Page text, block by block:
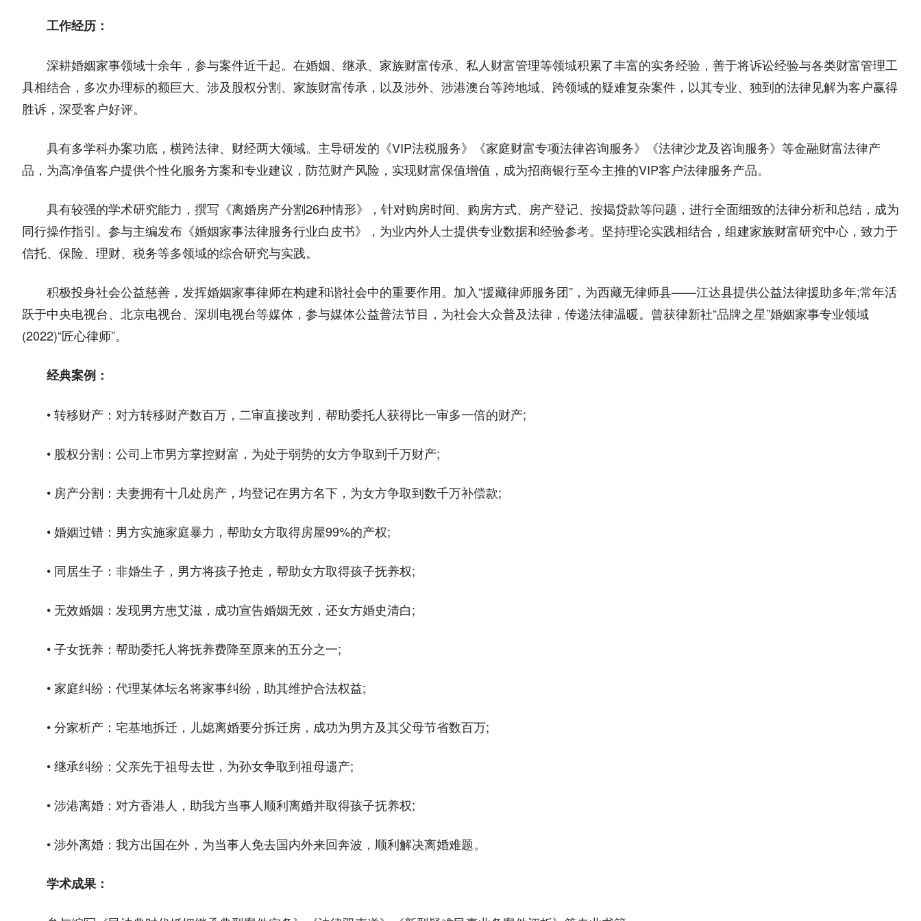
工作经历：
深耕婚姻家事领域十余年，参与案件近千起。在婚姻、继承、家族财富传承、私人财富管理等领域积累了丰富的实务经验，善于将诉讼经验与各类财富管理工
具相结合，多次办理标的额巨大、涉及股权分割、家族财富传承，以及涉外、涉港澳台等跨地域、跨领域的疑难复杂案件，以其专业、独到的法律见解为客户赢得
胜诉，深受客户好评。
具有多学科办案功底，横跨法律、财经两大领域。主导研发的《VIP法税服务》《家庭财富专项法律咨询服务》《法律沙龙及咨询服务》等金融财富法律产
品，为高净值客户提供个性化服务方案和专业建议，防范财产风险，实现财富保值增值，成为招商银行至今主推的VIP客户法律服务产品。
具有较强的学术研究能力，撰写《离婚房产分割26种情形》，针对购房时间、购房方式、房产登记、按揭贷款等问题，进行全面细致的法律分析和总结，成为
同行操作指引。参与主编发布《婚姻家事法律服务行业白皮书》，为业内外人士提供专业数据和经验参考。坚持理论实践相结合，组建家族财富研究中心，致力于
信托、保险、理财、税务等多领域的综合研究与实践。
积极投身社会公益慈善，发挥婚姻家事律师在构建和谐社会中的重要作用。加入“援藏律师服务团”，为西藏无律师县——江达县提供公益法律援助多年;常年活
跃于中央电视台、北京电视台、深圳电视台等媒体，参与媒体公益普法节目，为社会大众普及法律，传递法律温暖。曾获律新社“品牌之星”婚姻家事专业领域
(2022)“匠心律师”。
经典案例：
• 转移财产：对方转移财产数百万，二审直接改判，帮助委托人获得比一审多一倍的财产;
• 股权分割：公司上市男方掌控财富，为处于弱势的女方争取到千万财产;
• 房产分割：夫妻拥有十几处房产，均登记在男方名下，为女方争取到数千万补偿款;
• 婚姻过错：男方实施家庭暴力，帮助女方取得房屋99%的产权;
• 同居生子：非婚生子，男方将孩子抢走，帮助女方取得孩子抚养权;
• 无效婚姻：发现男方患艾滋，成功宣告婚姻无效，还女方婚史清白;
• 子女抚养：帮助委托人将抚养费降至原来的五分之一;
• 家庭纠纷：代理某体坛名将家事纠纷，助其维护合法权益;
• 分家析产：宅基地拆迁，儿媳离婚要分拆迁房，成功为男方及其父母节省数百万;
• 继承纠纷：父亲先于祖母去世，为孙女争取到祖母遗产;
• 涉港离婚：对方香港人，助我方当事人顺利离婚并取得孩子抚养权;
• 涉外离婚：我方出国在外，为当事人免去国内外来回奔波，顺利解决离婚难题。
学术成果：